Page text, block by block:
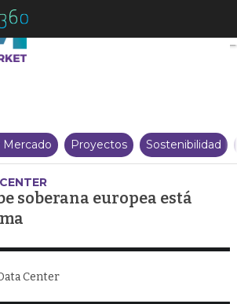
La API de nube soberana
Mercado Proyectos Sostenibilidad
soberana europea está
Center